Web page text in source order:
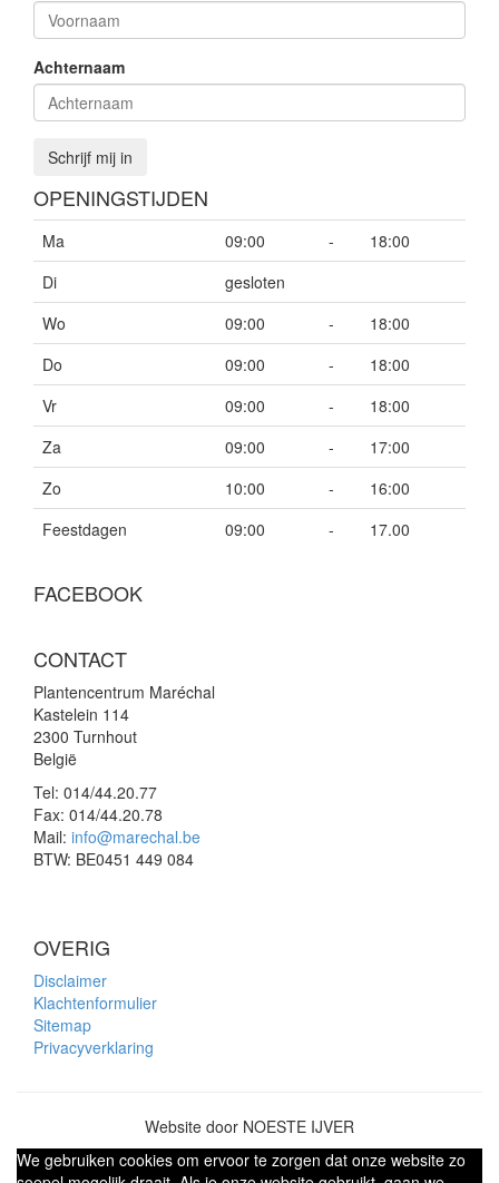
Achternaam
Schrijf mij in
OPENINGSTIJDEN
Ma 09:00 -
18:00
Di
gesloten
Wo
09:00 -
18:00
Do
09:00 -
18:00
Vr
09:00 -
18:00
Za
09:00 -
17:00
Zo
10:00 -
16:00
Feestdagen
09:00 - 17.00
FACEBOOK
CONTACT
Plantencentrum Maréchal
Kastelein 114
2300 Turnhout
België
Tel: 014/44.20.77
Fax: 014/44.20.78
Mail: info@marechal.be
BTW: BE0451 449 084
OVERIG
Disclaimer
Klachtenformulier
Sitemap
Privacyverklaring
Website door NOESTE IJVER
We gebruiken cookies om ervoor te zorgen dat onze website zo